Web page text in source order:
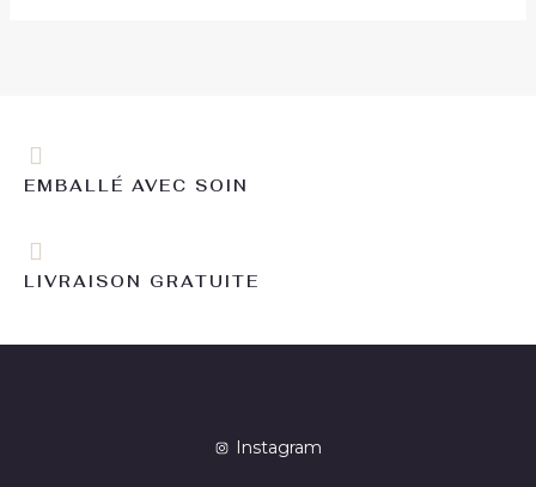
EMBALLÉ AVEC SOIN
LIVRAISON GRATUITE
Instagram